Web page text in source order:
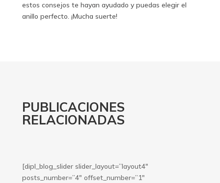
estos consejos te hayan ayudado y puedas elegir el
anillo perfecto. ¡Mucha suerte!
PUBLICACIONES
RELACIONADAS
[dipl_blog_slider slider_layout=”layout4″
posts_number=”4″ offset_number=”1″